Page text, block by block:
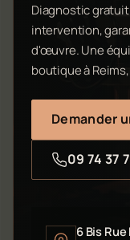
Diagnostic
intervention,
d'œuvre. Une
boutique à
Demander
09 74 37
6 Bis